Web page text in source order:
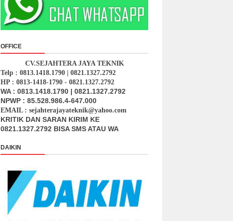
OFFICE
CV.SEJAHTERA JAYA TEKNIK
Telp : 0813.1418.1790 | 0821.1327.2792
HP : 0813-1418-1790 - 0821.1327.2792
WA : 0813.1418.1790 | 0821.1327.2792
NPWP : 85.528.986.4-647.000
EMAIL : sejahterajayateknik@yahoo.com
KRITIK DAN SARAN KIRIM KE
0821.1327.2792 BISA SMS ATAU WA
DAIKIN